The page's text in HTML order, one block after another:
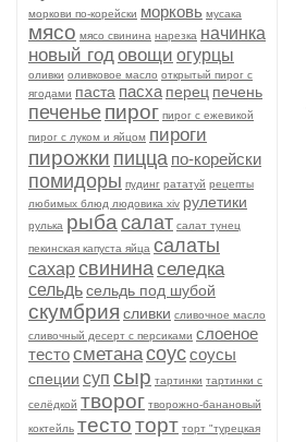
моркови по-корейски морковь мусака
мясо мясо свинина нарезка начинка
новый годовощи огурцы
оливки оливковое масло открытый пирог с
ягодами паста пасха перец печень
печенье пирог пирог с ежевикой
пирог с луком и яйцом пироги
пирожки пицца по-корейски
помидоры пудинг рататуй рецепты
любимых блюд людовика xiv рулетики
рулька рыба салат салат тунец
пекинская капуста яйца салаты
сахарсвининаселедка
сельдьсельдь под шубой
скумбрия сливки сливочное масло
сливочный десерт с персиками слоеное
тестосметанасоуссоусы
специи суп сыр тартинки тартинки с
селёдкой творог творожно-банановый
коктейль тестоторт торт "турецкая